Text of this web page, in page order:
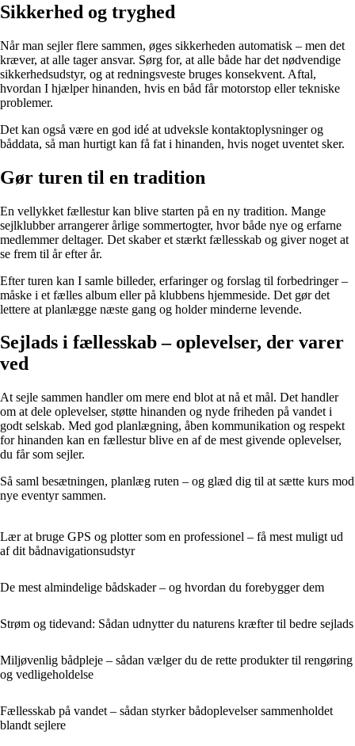
Sikkerhed og tryghed
Når man sejler flere sammen, øges sikkerheden automatisk – men det
kræver, at alle tager ansvar. Sørg for, at alle både har det nødvendige
sikkerhedsudstyr, og at redningsveste bruges konsekvent. Aftal,
hvordan I hjælper hinanden, hvis en båd får motorstop eller tekniske
problemer.
Det kan også være en god idé at udveksle kontaktoplysninger og
båddata, så man hurtigt kan få fat i hinanden, hvis noget uventet sker.
Gør turen til en tradition
En vellykket fællestur kan blive starten på en ny tradition. Mange
sejlklubber arrangerer årlige sommertogter, hvor både nye og erfarne
medlemmer deltager. Det skaber et stærkt fællesskab og giver noget at
se frem til år efter år.
Efter turen kan I samle billeder, erfaringer og forslag til forbedringer –
måske i et fælles album eller på klubbens hjemmeside. Det gør det
lettere at planlægge næste gang og holder minderne levende.
Sejlads i fællesskab – oplevelser, der varer
ved
At sejle sammen handler om mere end blot at nå et mål. Det handler
om at dele oplevelser, støtte hinanden og nyde friheden på vandet i
godt selskab. Med god planlægning, åben kommunikation og respekt
for hinanden kan en fællestur blive en af de mest givende oplevelser,
du får som sejler.
Så saml besætningen, planlæg ruten – og glæd dig til at sætte kurs mod
nye eventyr sammen.
Lær at bruge GPS og plotter som en professionel – få mest muligt ud
af dit bådnavigationsudstyr
De mest almindelige bådskader – og hvordan du forebygger dem
Strøm og tidevand: Sådan udnytter du naturens kræfter til bedre sejlads
Miljøvenlig bådpleje – sådan vælger du de rette produkter til rengøring
og vedligeholdelse
Fællesskab på vandet – sådan styrker bådoplevelser sammenholdet
blandt sejlere